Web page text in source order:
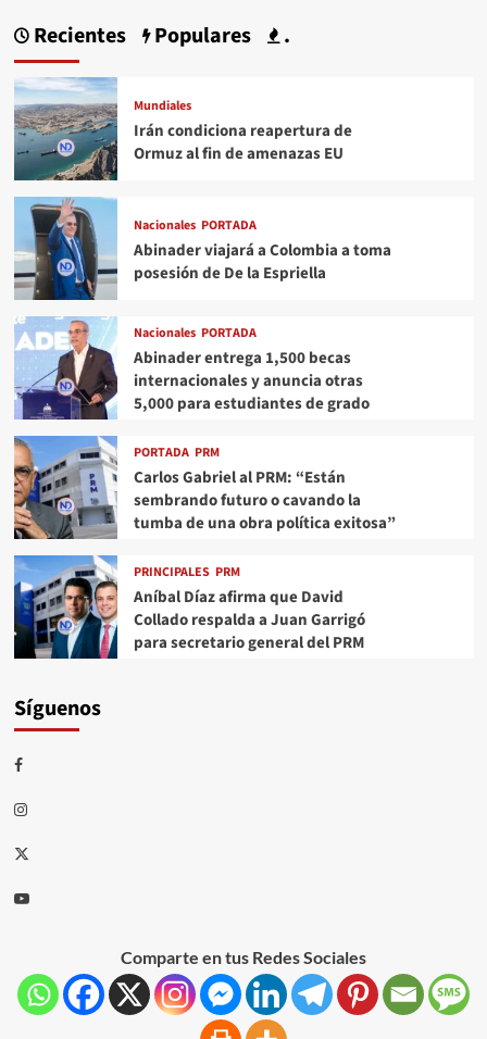
Recientes Populares .
Mundiales
Irán condiciona reapertura de
Ormuz al fin de amenazas EU
Nacionales PORTADA
Abinader viajará a Colombia a toma
posesión de De la Espriella
Nacionales PORTADA
Abinader entrega 1,500 becas
internacionales y anuncia otras
5,000 para estudiantes de grado
PORTADA PRM
Carlos Gabriel al PRM: “Están
sembrando futuro o cavando la
tumba de una obra política exitosa”
PRINCIPALES PRM
Aníbal Díaz afirma que David
Collado respalda a Juan Garrigó
para secretario general del PRM
Síguenos
Comparte en tus Redes Sociales